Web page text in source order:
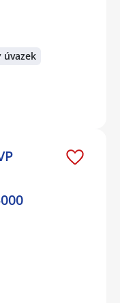
úvazek